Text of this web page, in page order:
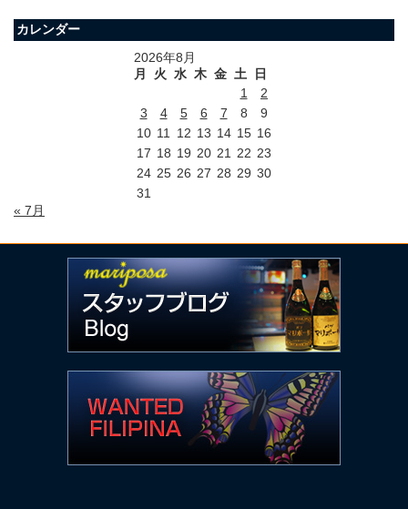
カレンダー
2026年8月
月
火 水 木 金 土
日
1
2
3
4 5 6 7 8
9
10 11 12 13 14 15 16
17 18 19 20 21 22 23
24 25 26 27 28 29 30
31
« 7月